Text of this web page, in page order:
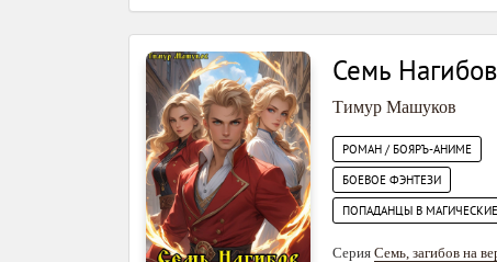
Семь
Тимур Машуков
РОМАН / БОЯРЪ-АНИМЕ
БОЕВОЕ ФЭНТЕЗИ
ПОПАДАНЦЫ В
Серия Семь, загибов на